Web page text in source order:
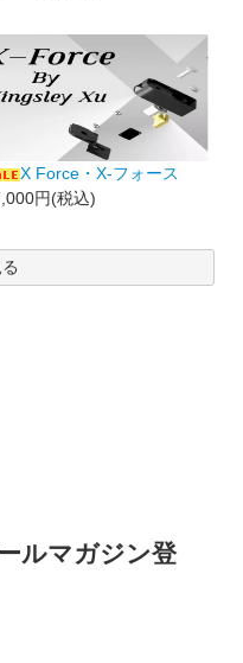
X Force・X-フォース
円(税込)
ルマガジン登